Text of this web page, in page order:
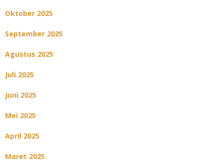
Oktober 2025
September 2025
Agustus 2025
Juli 2025
Juni 2025
Mei 2025
April 2025
Maret 2025